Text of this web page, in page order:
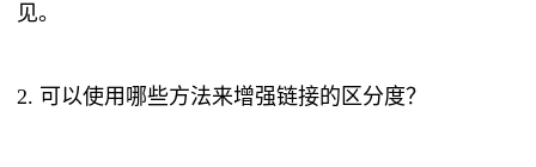
见。
2. 可以使用哪些方法来增强链接的区分度？